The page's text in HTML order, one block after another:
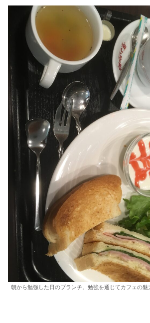
朝から勉強した日のブランチ。勉強を通じてカフェの魅